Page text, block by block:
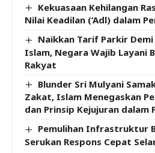
Kekuasaan Kehilangan
Nilai Keadilan (‘Adl) dalam
Naikkan Tarif Parkir
Islam, Negara Wajib Layani
Rakyat
Blunder Sri Mulyani
Zakat, Islam Menegaskan
dan Prinsip Kejujuran dalam
Pemulihan Infrastruktur
Serukan Respons Cepat